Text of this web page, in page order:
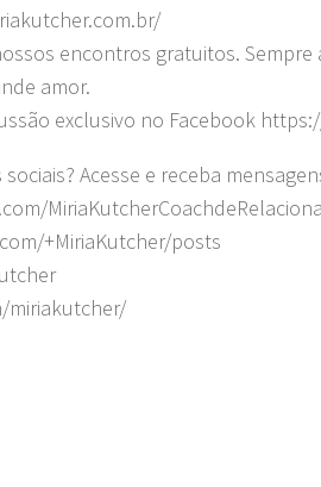
encontros gratuitos.
amor.
exclusivo no Facebook
Acesse e receba
+MiriaKutcher/posts
miriakutcher/